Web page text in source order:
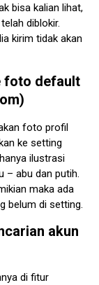
bisa kalian lihat,
diblokir.
kirim tidak akan
foto default
foto profil
ke setting
ilustrasi
– abu dan putih.
maka ada
belum di setting.
akun
di fitur